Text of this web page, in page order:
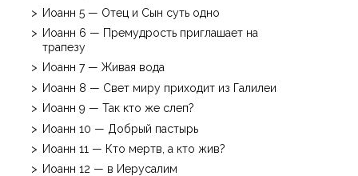
Иоанн 5 — Отец и Сын суть одно
Иоанн 6 — Премудрость приглашает на
трапезу
Иоанн 7 — Живая вода
Иоанн 8 — Свет миру приходит из Галилеи
Иоанн 9 — Так кто же слеп?
Иоанн 10 — Добрый пастырь
Иоанн 11 — Кто мертв, а кто жив?
Иоанн 12 — в Иерусалим